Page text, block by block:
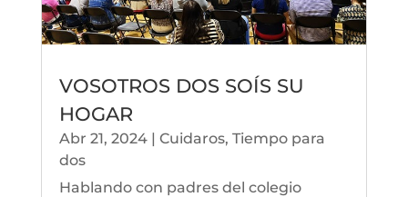
VOSOTROS DOS SOÍS SU
HOGAR
Abr 21, 2024| Cuidaros, Tiempo para
dos
Hablando con padres del colegio